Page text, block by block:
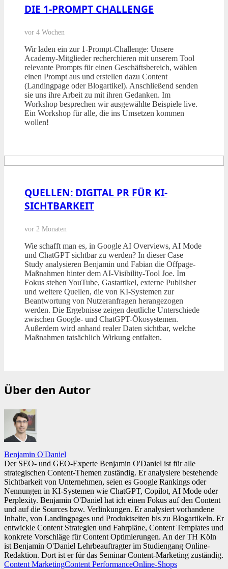
DIE 1-PROMPT CHALLENGE
vor 4 Wochen
Wir laden ein zur 1-Prompt-Challenge: Unsere
Academy-Mitglieder recherchieren mit unserem Tool
relevante Prompts für einen Geschäftsbereich, wählen
einen Prompt aus und erstellen dazu Content
(Landingpage oder Blogartikel). Anschließend senden
sie uns ihre Arbeit zu mit ihren Gedanken. Im
Workshop besprechen wir ausgewählte Beispiele live.
Ein Workshop für alle, die ins Umsetzen kommen
wollen!
QUELLEN: DIGITAL PR FÜR KI-
SICHTBARKEIT
vor 2 Monaten
Wie schafft man es, in Google AI Overviews, AI Mode
und ChatGPT sichtbar zu werden? In dieser Case
Study analysieren Benjamin und Fabian die Offpage-
Maßnahmen hinter dem AI-Visibility-Tool Joe. Im
Fokus stehen YouTube, Gastartikel, externe Publisher
und weitere Quellen, die von KI-Systemen zur
Beantwortung von Nutzeranfragen herangezogen
werden. Die Ergebnisse zeigen deutliche Unterschiede
zwischen Google- und ChatGPT-Ökosystemen.
Außerdem wird anhand realer Daten sichtbar, welche
Maßnahmen tatsächlich Wirkung entfalten.
Über den Autor
Benjamin O'Daniel
Der SEO- und GEO-Experte Benjamin O'Daniel ist für alle
strategischen Content-Themen zuständig. Er analysiere bestehende
Sichtbarkeit von Unternehmen, seien es Google Rankings oder
Nennungen in KI-Systemen wie ChatGPT, Copilot, AI Mode oder
Perplexity. Benjamin O'Daniel hat ich einen Fokus auf den Content
und auf die Sources bzw. Verlinkungen. Er analysiert vorhandene
Inhalte, von Landingpages und Produktseiten bis zu Blogartikeln. Er
entwickle Content Strategien und Fahrpläne, Content Templates und
konkrete Vorschläge für Content Optimierungen. An der TH Köln
ist Benjamin O'Daniel Lehrbeauftragter im Studiengang Online-
Redaktion. Dort ist er für das Seminar Content-Marketing zuständig.
Content MarketingContent PerformanceOnline-Shops